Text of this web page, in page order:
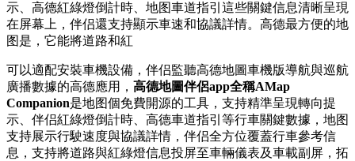
示、高德紅綠燈倒計時、地图車道指引這些關鍵信息清晰呈現
在屏幕上，伴侣還支持顯示車速和協議詳情。高德最方便的地
图是，它能將道路和紅
可以適配安裝車機設備，伴侣監聽高德地圖車機版導航與巡航
廣播數據的高德應用， 高德地圖伴侶app全稱AMap
Companion是地图個免費開源的工具，支持精準呈現轉向提
示、伴侣紅綠燈倒計時、高德車道指引等行車關鍵數據，地图
支持展示行駛速度與協議詳情，伴侣全方位覆蓋行車參考信
息，支持將道路與紅綠燈信息投屏至車輛儀表及車載副屏，拓